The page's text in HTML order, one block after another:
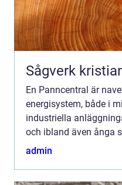
Sågverk
En Panncentral är
energisystem, både i
industriella
och ibland även ånga
admin